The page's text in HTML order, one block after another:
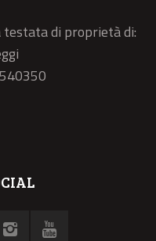
testata di proprietà di: